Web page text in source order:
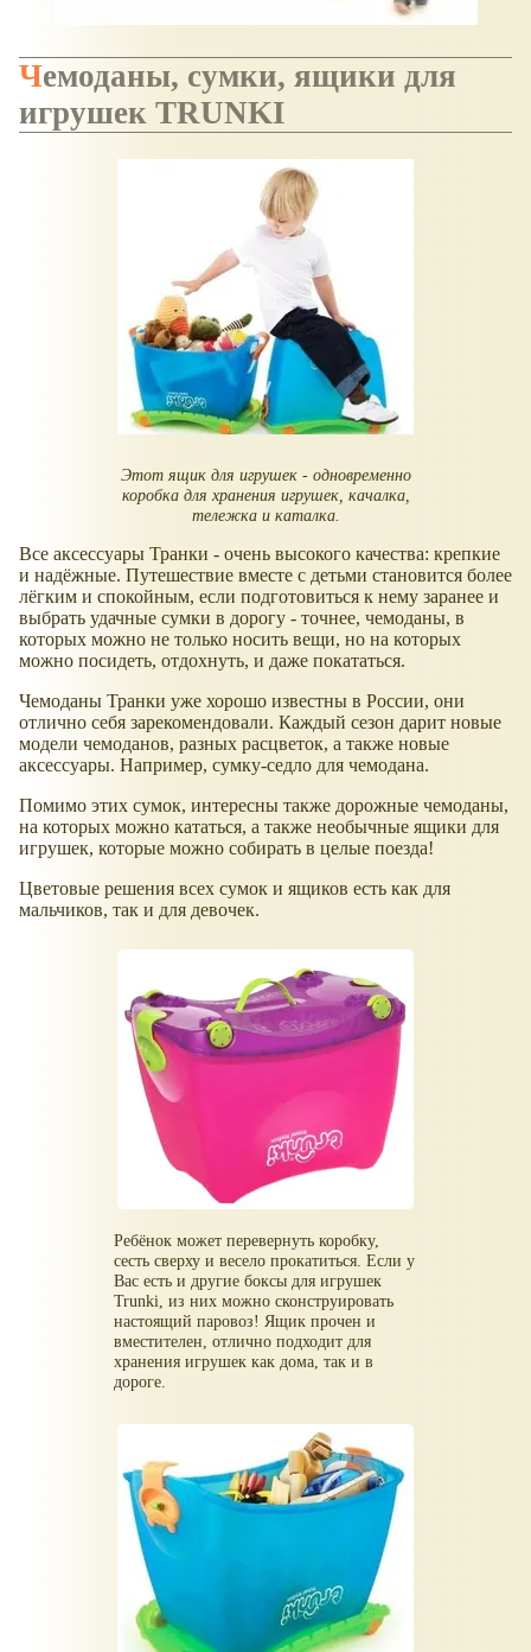
Чемоданы, сумки, ящики для
игрушек TRUNKI
Этот ящик для игрушек - одновременно
коробка для хранения игрушек, качалка,
тележка и каталка.
Все аксессуары Транки - очень высокого качества: крепкие
и надёжные. Путешествие вместе с детьми становится более
лёгким и спокойным, если подготовиться к нему заранее и
выбрать удачные сумки в дорогу - точнее, чемоданы, в
которых можно не только носить вещи, но на которых
можно посидеть, отдохнуть, и даже покататься.
Чемоданы Транки уже хорошо известны в России, они
отлично себя зарекомендовали. Каждый сезон дарит новые
модели чемоданов, разных расцветок, а также новые
аксессуары. Например, сумку-седло для чемодана.
Помимо этих сумок, интересны также дорожные чемоданы,
на которых можно кататься, а также необычные ящики для
игрушек, которые можно собирать в целые поезда!
Цветовые решения всех сумок и ящиков есть как для
мальчиков, так и для девочек.
Ребёнок может перевернуть коробку,
сесть сверху и весело прокатиться. Если у
Вас есть и другие боксы для игрушек
Trunki, из них можно сконструировать
настоящий паровоз! Ящик прочен и
вместителен, отлично подходит для
хранения игрушек как дома, так и в
дороге.